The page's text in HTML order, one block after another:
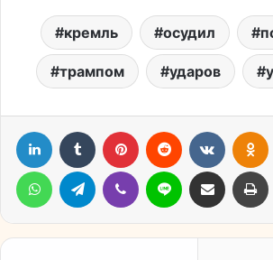
кремль осудил
трампом ударов
LinkedIn Tumblr Pinterest Reddit
WhatsAppTelegram Viber Line Поделиться через электронную почту